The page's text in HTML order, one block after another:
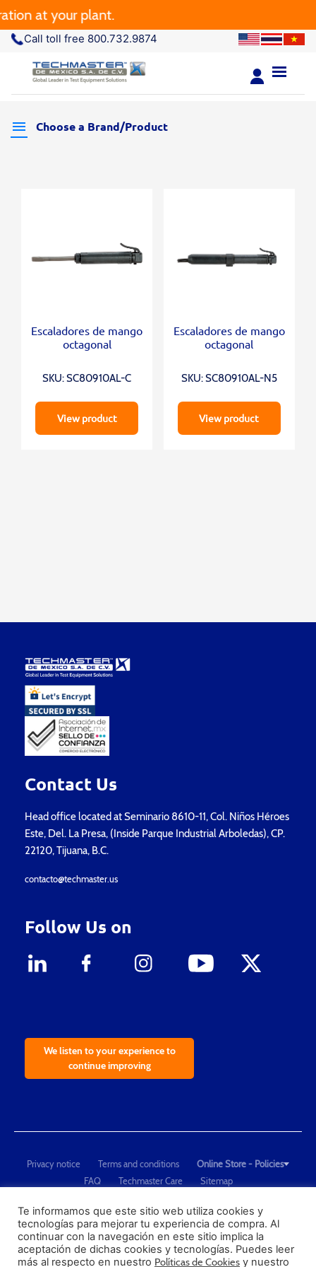
at your plant.
Call toll free 800.732.9874
Escaladores de mango
octagonal
SKU: SC80910AL-C
View product
Escaladores de mango
octagonal
SKU: SC80910AL-N5
View product
Choose a Brand/Product
Contact Us
Head office located at Seminario 8610-11, Col. Niños Héroes
Este, Del. La Presa, (Inside Parque Industrial Arboledas), CP.
22120, Tijuana, B.C.
contacto@techmaster.us
Follow Us on
We listen to your experience to
continue improving
Privacy notice Terms and conditions
Online Store - Policies
FAQ
Techmaster Care
Sitemap
"Techmaster de México is The Global Leader in Test Equipment Solutions -
Calibration, Dimensional Measurement and Testing"
PROFECO
Te informamos que este sitio web utiliza cookies y
tecnologías para mejorar tu experiencia de compra. Al
continuar con la navegación en este sitio implica la
aceptación de dichas cookies y tecnologías. Puedes leer
más al respecto en nuestro Políticas de Cookies y nuestro